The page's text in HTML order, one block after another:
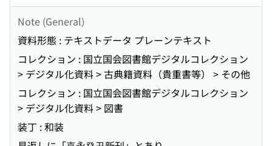
Note (General)
資料形態 : テキストデータ プレーンテキスト
コレクション : 国立国会図書館デジタルコレクション
> デジタル化資料 > 古典籍資料（貴重書等） > その他
コレクション : 国立国会図書館デジタルコレクション
> デジタル化資料 > 図書
装丁 : 和装